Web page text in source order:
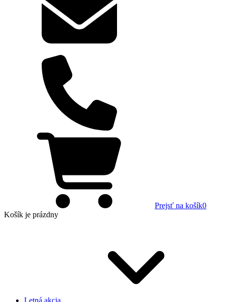
Prejsť na košík0
Košík je prázdny
Letná akcia